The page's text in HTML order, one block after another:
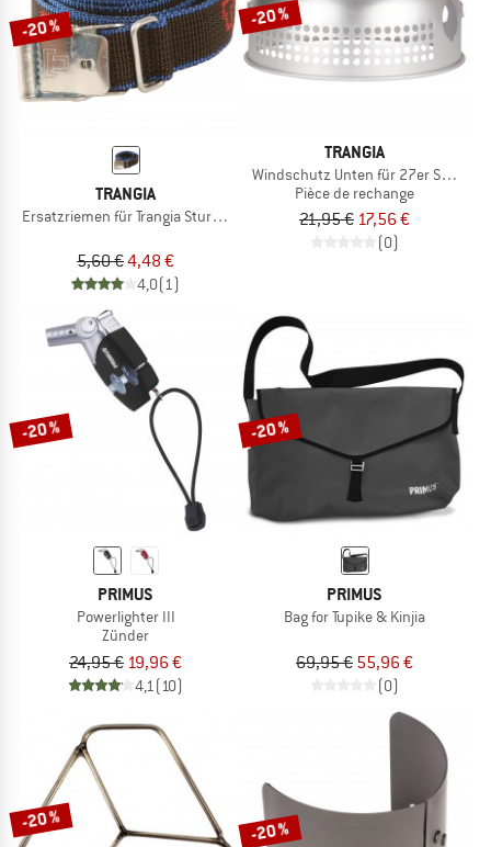
-20 %
TRANGIA
Ersatzriemen für Trangia Sturmkocher
5,60 €4,48 €
4,0(1)
-20 %
TRANGIA
Windschutz Unten für 27er Serie
Pièce de rechange
21,95 € 17,56 €
(0)
-20 %
PRIMUS
Powerlighter III
Zünder
24,95 € 19,96 €
4,1(10)
-20 %
PRIMUS
Bag for Tupike & Kinjia
69,95 € 55,96 €
(0)
-20 % -20 %